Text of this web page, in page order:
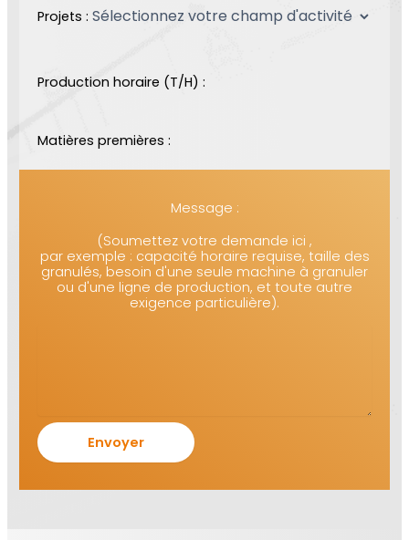
Projets :
Production horaire (T/H) :
Matières premières :
Message :
(Soumettez votre demande ici ,
par exemple : capacité horaire requise, taille des
granulés, besoin d'une seule machine à granuler
ou d'une ligne de production, et toute autre
exigence particulière).